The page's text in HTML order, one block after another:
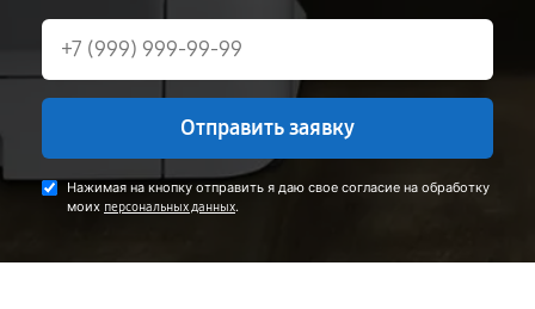
Отправить заявку
Нажимая на кнопку отправить я даю свое согласие на обработку
моих персональных данных.